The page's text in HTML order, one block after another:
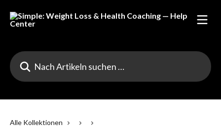
Nach Artikeln suchen …
Alle Kollektionen